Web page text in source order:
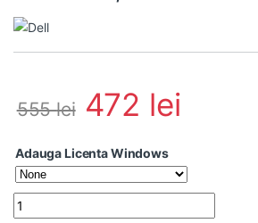
555lei 472 lei
Adauga Licenta Windows
Mini PC second hand Dell Optiplex